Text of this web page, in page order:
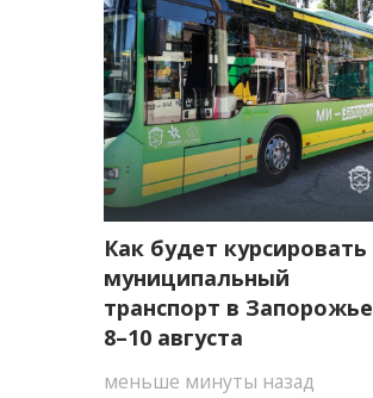
Как будет курсировать
муниципальный
транспорт в Запорожье
8–10 августа
меньше минуты назад